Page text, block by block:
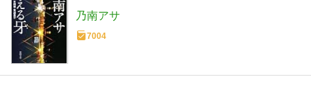
乃南アサ
7004